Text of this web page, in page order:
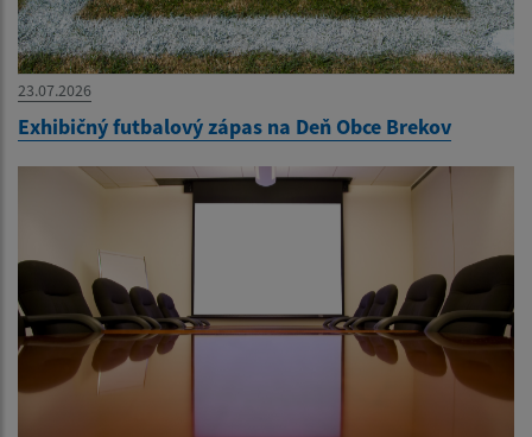
23.07.2026
Exhibičný futbalový zápas na Deň Obce Brekov